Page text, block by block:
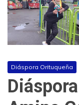
Diáspora Orituqueña